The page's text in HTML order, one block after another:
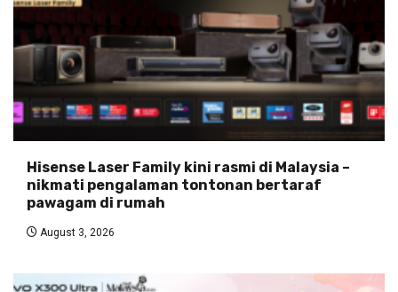
Hisense Laser Family kini rasmi di Malaysia –
nikmati pengalaman tontonan bertaraf
pawagam di rumah
August 3, 2026